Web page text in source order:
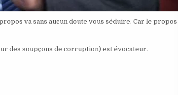
va sans aucun doute vous séduire. Car le propos
des soupçons de corruption) est évocateur.